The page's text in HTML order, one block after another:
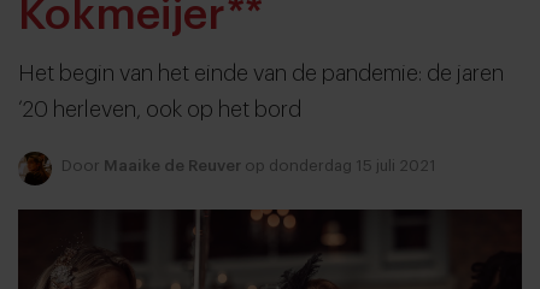
Kokmeijer**
Het begin van het einde van de pandemie: de jaren
’20 herleven, ook op het bord
Door Maaike de Reuver op donderdag 15 juli 2021